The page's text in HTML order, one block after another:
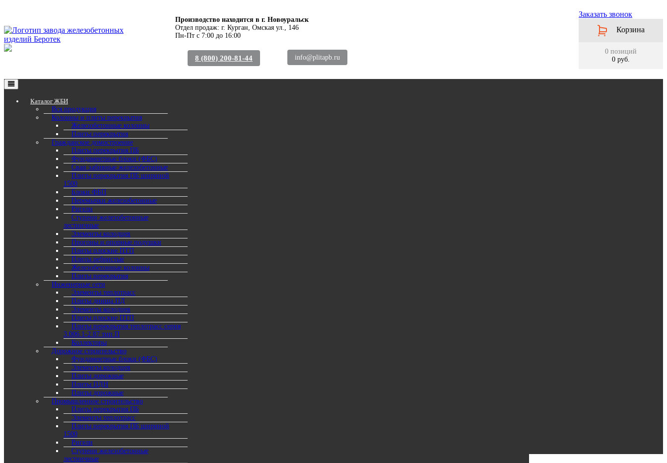
Производство находится в г. Новоуральск
Отдел продаж: г. Курган, Омская ул., 146
Пн-Пт с 7:00 до 16:00
8 (800) 200-81-44 info@plitapb.ru
Заказать звонок
Корзина
0 позиций
0 руб.
Каталог ЖБИ
Вся продукция
Колонны и плиты перекрытия
Железобетонные колонны
Плиты перекрытия
Гражданское домостроение
Плиты перекрытия ПБ
Фундаментные блоки (ФБС)
Сваи забивные железобетонные
Плиты перекрытия ПБ шириной
1500
Блоки ФБП
Перемычки железобетонные
Ригели
Ступени железобетонные
лестничные
Элементы колодцев
Прогоны и опорные подушки
Плиты плоские ПТП
Плиты ребристые
Железобетонные колонны
Плиты перекрытия
Инженерные сети
Элементы теплотрасс
Плиты днища ПД
Элементы колодцев
Плиты плоские ПТП
Плиты перекрытия теплотрасс серия
3.006.1-2.87 тип П
Коллекторы
Дорожное строительство
Фундаментные блоки (ФБС)
Элементы колодцев
Плиты дорожные
Плиты ПДН
Плиты дорожные
Промышленное строительство
Плиты перекрытия ПБ
Элементы теплотрасс
Плиты перекрытия ПБ шириной
1500
Ригели
Ступени железобетонные
лестничные